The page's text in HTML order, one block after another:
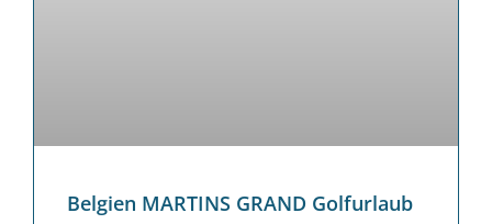
Belgien MARTINS GRAND Golfurlaub